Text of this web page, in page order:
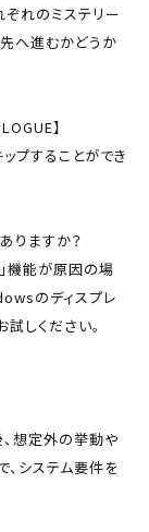
ぞれのミステリー
へ進むかどうか
】
プすることができ
りますか？
機能が原因の場
のディスプレ
しください。
想定外の挙動や
システム要件を